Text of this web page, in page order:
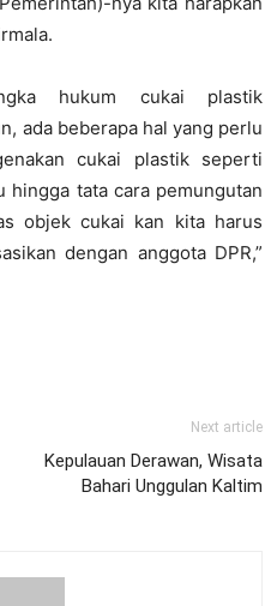
hukum cukai plastik
ada beberapa hal yang perlu
cukai plastik seperti
hingga tata cara pemungutan
objek cukai kan kita harus
dengan anggota DPR,”
Next article
Kepulauan Derawan, Wisata
Bahari Unggulan Kaltim